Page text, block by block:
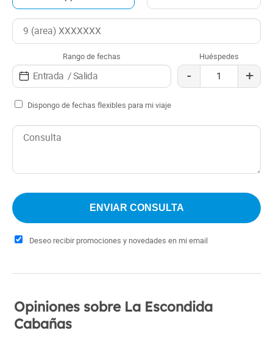
Rango de fechas Huéspedes
- +
Dispongo de fechas flexibles para mi viaje
Deseo recibir promociones y novedades en mi email
Opiniones sobre La Escondida
Cabañas